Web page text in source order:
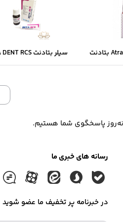
آکریل الگوبرداری AtraLAY بتادنت
سیلر بتادنت BETA DENT RCS
رسانه های خبری ما
در خبرنامه پر تخفیف ما عضو شوید